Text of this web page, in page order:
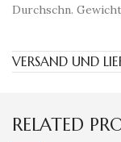
Durchschn.
VERSAND UND
RELATED